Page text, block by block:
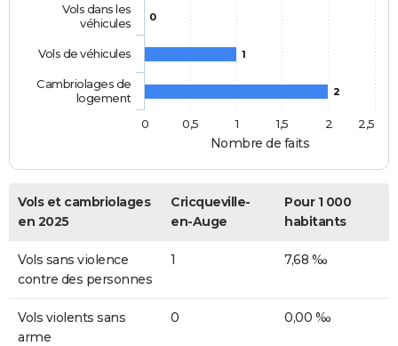
Nombre de faits
0
1
2
Vols dans les
véhicules
Vols de véhicules
Cambriolages de
logement
0
0,5 1 1,5 2 2,5
Vols et cambriolages
en 2025
Cricqueville-
en-Auge
Pour 1 000
habitants
Vols sans violence
contre des personnes
1 7,68 ‰
Vols violents sans
arme
0 0,00 ‰